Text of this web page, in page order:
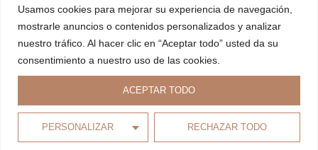
Usamos cookies para mejorar su experiencia de navegación,
mostrarle anuncios o contenidos personalizados y analizar
nuestro tráfico. Al hacer clic en “Aceptar todo” usted da su
consentimiento a nuestro uso de las cookies.
PERSONALIZAR RECHAZAR TODO
ACEPTAR TODO
Copyright © 2024 diseñado porNexvium.